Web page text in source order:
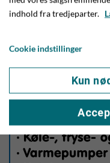
indhold fra tredjeparter.
Cookie indstillinger
Kun